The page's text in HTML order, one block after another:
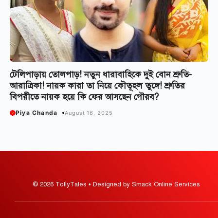
টেলিপাড়ায় তোলপাড়! নতুন ধারাবাহিকে দুই বোন শ্রুতি-
আরাত্রিকা! নায়ক কারা তা নিয়ে কৌতূহল তুঙ্গে! শ্রুতির
বিপরীতে নায়ক হয়ে কি ফের আসছেন গৌরব?
Piya Chanda August 16, 2025
© 2026 TollyTales • Designed by Smack Online Services